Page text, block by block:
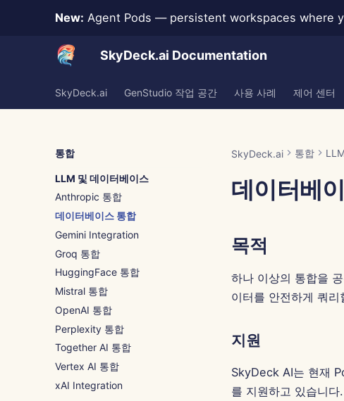
New: Agent Pods — persistent workspaces where
SkyDeck.ai Documentation
SkyDeck.ai GenStudio 작업 공간 사용 사례 제어 센터
통합
LLM 및 데이터베이스
Anthropic 통합
데이터베이스 통합
Gemini Integration
Groq 통합
HuggingFace 통합
Mistral 통합
OpenAI 통합
Perplexity 통합
Together AI 통합
Vertex AI 통합
xAI Integration
SkyDeck.ai 통합
데이터베
목적
하나 이상의 통합을
이터를 안전하게 쿼
지원
SkyDeck AI는 현재
를 지원하고 있습니